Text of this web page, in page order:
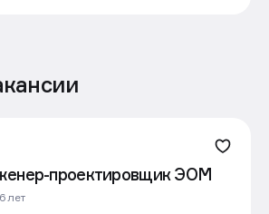
проектировщик ЭОМ